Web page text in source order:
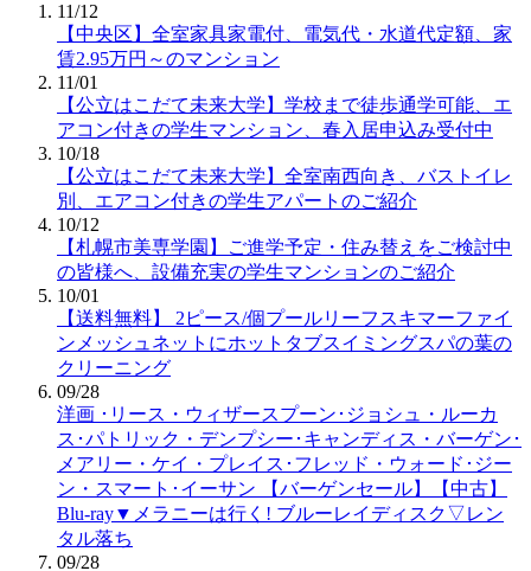
11/12
【中央区】全室家具家電付、電気代・水道代定額、家
賃2.95万円～のマンション
11/01
【公立はこだて未来大学】学校まで徒歩通学可能、エ
アコン付きの学生マンション、春入居申込み受付中
10/18
【公立はこだて未来大学】全室南西向き、バストイレ
別、エアコン付きの学生アパートのご紹介
10/12
【札幌市美専学園】ご進学予定・住み替えをご検討中
の皆様へ、設備充実の学生マンションのご紹介
10/01
【送料無料】 2ピース/個プールリーフスキマーファイ
ンメッシュネットにホットタブスイミングスパの葉の
クリーニング
09/28
洋画 ･リース・ウィザースプーン･ジョシュ・ルーカ
ス･パトリック・デンプシー･キャンディス・バーゲン･
メアリー・ケイ・プレイス･フレッド・ウォード･ジー
ン・スマート･イーサン 【バーゲンセール】【中古】
Blu-ray▼メラニーは行く! ブルーレイディスク▽レン
タル落ち
09/28